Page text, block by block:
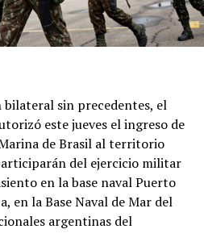
bilateral sin precedentes, el
este jueves el ingreso de
de Brasil al territorio
del ejercicio militar
en la base naval Puerto
en la Base Naval de Mar del
argentinas del